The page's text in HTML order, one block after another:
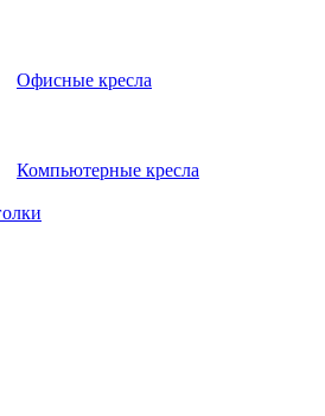
Офисные кресла
Компьютерные кресла